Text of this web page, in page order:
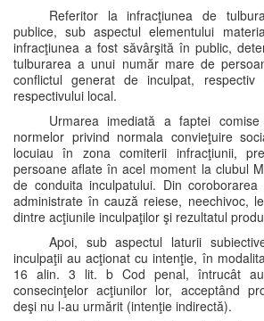
Referitor la infracţiunea de
publice, sub aspectul elementului
infracţiunea a fost săvârşită în public,
tulburarea a unui număr mare de
conflictul generat de inculpat,
respectivului local.
Urmarea imediată a faptei
normelor privind normala convieţuire
locuiau în zona comiterii infracţiunii,
persoane aflate în acel moment la clubul
de conduita inculpatului. Din
administrate în cauză reiese, neechivoc,
dintre acţiunile inculpaţilor şi rezultatul
Apoi, sub aspectul laturii
inculpaţii au acţionat cu intenţie, în
16 alin. 3 lit. b Cod penal, întrucât au
consecinţelor acţiunilor lor, acceptând
deşi nu l-au urmărit (intenţie indirectă).